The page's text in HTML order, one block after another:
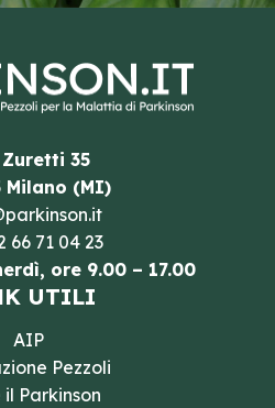
35
Milano (MI)
66 71 04 23
ore 9.00 – 17.00
UTILI
AIP
Pezzoli
il Parkinson